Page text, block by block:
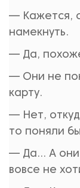
— Кажется,
намекнуть.
— Да,
— Они не
карту.
— Нет,
то поняли
— Да... А они
вовсе не